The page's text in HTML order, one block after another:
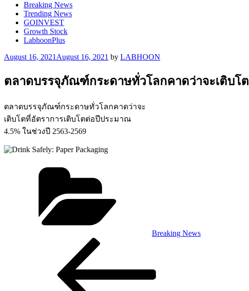
Breaking News
Trending News
GOINVEST
Growth Stock
LabhoonPlus
Posted
August 16, 2021 August 16, 2021 by LABHOON
ตลาดบรรจุภัณฑ์กระดาษทั่วโลกคาดว่าจะเติบโต
ตลาดบรรจุภัณฑ์กระดาษทั่วโลกคาดว่าจะ
เติบโตที่อัตราการเติบโตต่อปีประมาณ
4.5% ในช่วงปี 2563-2569
Breaking News